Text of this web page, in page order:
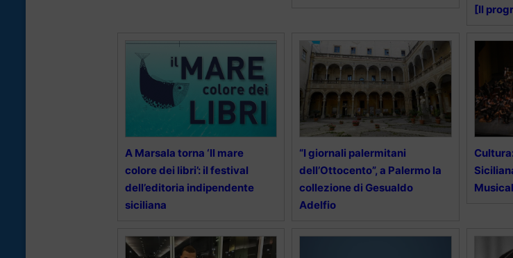
[Il
A Marsala torna ‘ll mare
colore dei libri’: il festival
dell’editoria indipendente
siciliana
“I giornali palermitani
dell’Ottocento”, a Palermo la
collezione di Gesualdo
Adelfio